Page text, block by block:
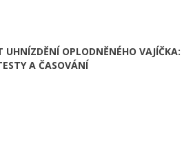
UHNÍZDĚNÍ OPLODNĚNÉHO VAJÍČKA:
A ČASOVÁNÍ